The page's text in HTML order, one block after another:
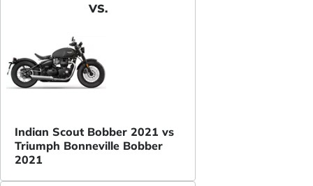
VS.
Indian Scout Bobber 2021 vs
Triumph Bonneville Bobber
2021